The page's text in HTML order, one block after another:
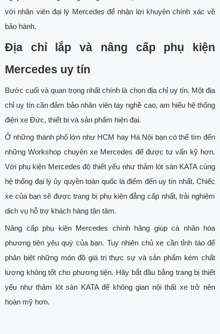
với nhân viên đại lý Mercedes để nhận lời khuyên chính xác về
bảo hành.
Địa chỉ lắp và nâng cấp phụ kiện
Mercedes uy tín
Bước cuối và quan trọng nhất chính là chọn địa chỉ uy tín. Một địa
chỉ uy tín cần đảm bảo nhân viên tay nghề cao, am hiểu hệ thống
điện xe Đức, thiết bị và sản phẩm hiện đại.
Ở những thành phố lớn như HCM hay Hà Nội bạn có thể tìm đến
những Workshop chuyên xe Mercedes để được tư vấn kỹ hơn.
Với phụ kiện Mercedes độ thiết yếu như thảm lót sàn KATA cùng
hệ thống đại lý ủy quyền toàn quốc là điểm đến uy tín nhất. Chiếc
xe của bạn sẽ được trang bị phụ kiện đẳng cấp nhất, trải nghiệm
dịch vụ hỗ trợ khách hàng tận tâm.
Nâng cấp phụ kiện Mercedes chính hãng giúp cá nhân hóa
phương tiện yêu quý của bạn. Tuy nhiên chủ xe cần tỉnh táo để
phân biệt những món đồ giá trị thực sự và sản phẩm kém chất
lượng không tốt cho phương tiện. Hãy bắt đầu bằng trang bị thiết
yếu như thảm lót sàn KATA để không gian nội thất xe trở nên
hoàn mỹ hơn.